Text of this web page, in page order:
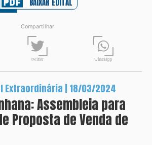
Compartilhar
twitter whatsapp
Extraordinária | 18/03/2024
Assembleia para
Proposta de Venda de